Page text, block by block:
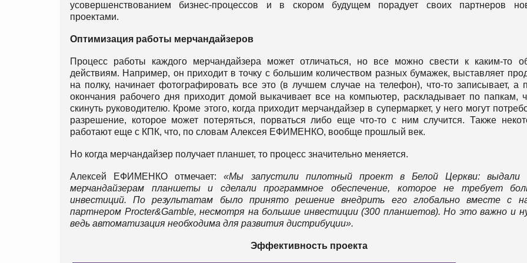
усовершенствованием бизнес-процессов и в скором будущем порадует своих партнеров
проектами.
Оптимизация работы мерчандайзеров
Процесс работы каждого мерчандайзера может отличаться, но все можно свести к каким-то
действиям. Например, он приходит в точку с большим количеством разных бумажек, выставляет
на полку, начинает фотографировать все это (в лучшем случае на телефон), что-то записывает, а
окончания рабочего дня приходит домой выкачивает все на компьютер, раскладывает по папкам,
скинуть руководителю. Кроме этого, когда приходит мерчандайзер в супермаркет, у него могут
разрешение, которое может потеряться, порваться либо еще что-то с ним случится. Также
работают еще с КПК, что, по словам Алексея ЕФИМЕНКО, вообще прошлый век.
Но когда мерчандайзер получает планшет, то процесс значительно меняется.
Алексей ЕФИМЕНКО отмечает:«Мы запустили пилотный проект в Белой Церкви: выдали
мерчандайзерам планшеты и сделали программное обеспечение, которое не требует
инвестиций. По результатам было принято решение внедрить его глобально вместе с
партнером Procter&Gamble, несмотря на большие инвестиции (300 планшетов). Но это важно и
ведь автоматизация необходима для развития дистрибуции».
Эффективность проекта